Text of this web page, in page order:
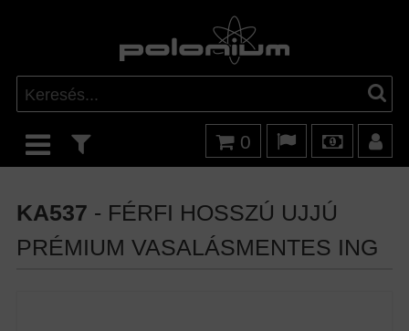
0
KA537 - FÉRFI HOSSZÚ UJJÚ
PRÉMIUM VASALÁSMENTES ING